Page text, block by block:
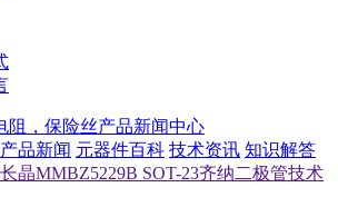
产品新闻 元器件百科 技术资讯 知识解答
晶MMBZ5229B SOT-23齐纳二极管技术